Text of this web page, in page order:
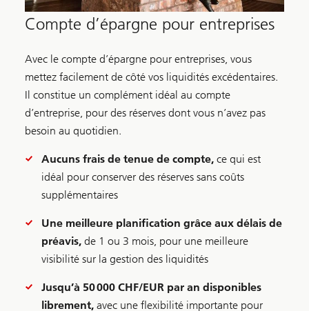
Compte d’épargne pour entreprises
Avec le compte d’épargne pour entreprises, vous
mettez facilement de côté vos liquidités excédentaires.
Il constitue un complément idéal au compte
d’entreprise, pour des réserves dont vous n’avez pas
besoin au quotidien.
Aucuns frais de tenue de compte,ce qui est
idéal pour conserver des réserves sans coûts
supplémentaires
Une meilleure planification grâce aux délais de
préavis,de 1 ou 3 mois, pour une meilleure
visibilité sur la gestion des liquidités
Jusqu’à 50 000 CHF/EUR par an disponibles
librement,avec une flexibilité importante pour